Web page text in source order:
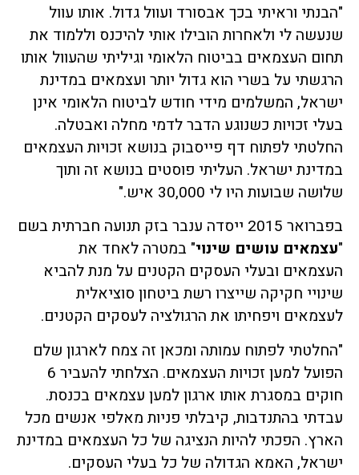
"הבנתי וראיתי בכך אבסורד ועוול גדול. אותו עוול
שנעשה לי ולאחרות הובילו אותי להיכנס וללמוד את
תחום העצמאים בביטוח הלאומי וגיליתי שהעוול אותו
הרגשתי על בשרי הוא גדול יותר ועצמאים במדינת
ישראל, המשלמים מידי חודש לביטוח הלאומי אינן
בעלי זכויות כשנוגע הדבר לדמי מחלה ואבטלה.
החלטתי לפתוח דף פייסבוק בנושא זכויות העצמאים
במדינת ישראל. העליתי פוסטים בנושא זה ותוך
שלושה שבועות היו לי 30,000 איש."
בפברואר 2015 ייסדה ענבר בזק תנועה חברתית בשם
"עצמאים עושים שינוי" במטרה לאחד את
העצמאים ובעלי העסקים הקטנים על מנת להביא
שינויי חקיקה שייצרו רשת ביטחון סוציאלית
לעצמאים ויפחיתו את הרגולציה לעסקים הקטנים.
"החלטתי לפתוח עמותה ומכאן זה צמח לארגון שלם
הפועל למען זכויות העצמאים. הצלחתי להעביר 6
חוקים במסגרת אותו ארגון למען עצמאים בכנסת.
עבדתי בהתנדבות, קיבלתי פניות מאלפי אנשים מכל
הארץ. הפכתי להיות הנציגה של כל העצמאים במדינת
ישראל, האמא הגדולה של כל בעלי העסקים.